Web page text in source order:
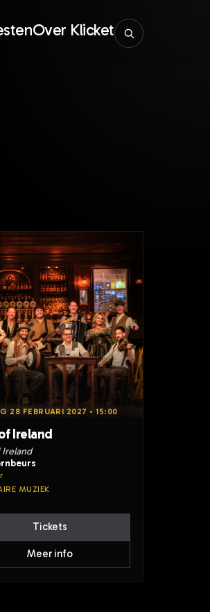
Over Klicket
28 FEBRUARI 2027 • 15:00
Ireland
Ireland
MUZIEK
Tickets
Meer info